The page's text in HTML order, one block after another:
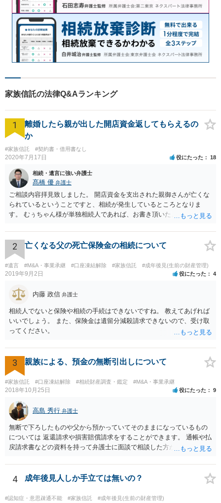
家族信託の法律Q&Aランキング
1
離婚したら親が出した開店資金返してもらえるの
か
#家族信託 #契約書・借用書なし
2020年7月17日 役にたった 18
相続・遺言に強い弁護士
髙橋 優 弁護士
ご相談内容拝見致しました。 開店資金を支出された親御さんが亡くな
られているということですと、相続が発生しているところとなりま
す。 むぅちゃん様が単独相続人であれば、お書き頂いたような方法で
相続人おられるということであれば、他の相続人との協議が必要とな
るところです。 また、当該点とは別にご主人から貸付ではなく贈与で
あると主張される可能性がございます。 その場合には、貸付であるこ
とを伺わせる事情をどれだけ積み重ねることが出来るか、というとこ
ろとなります。 返済の事実や、返済を約束するメール等です。 金額の
おく方が宜しいかと思います。 緊急という訳ではないかと思います
目に弁護士を入れられることを御検討頂くと良いかと思います。
2 亡くなる父の死亡保険金の相続について
#遺言 #M&A・事業承継 #口座凍結解除 #家族信託 #成年後見(生前の財産管理)
2019年9月2日 役にたった 4
内藤 政信 弁護士
相続人でないと保険や相続の手続はできないですね。 教えてあげれば
いいでしょう。 また、保険金は遺留分減殺請求できないので、受け取
ってください。
3 親族による、預金の無断引出しについて
#家族信託 #口座凍結解除 #相続財産調査・鑑定 #M&A・事業承継
2018年10月25日 役にたった 9
高島 秀行 弁護士
無断で下ろしたものや父から預かっていてそのままになっているもの
については 返還請求や損害賠償請求をすることができます。 通帳や払
戻請求書などの資料を持って弁護士に面談で相談した方がよいと思い
4 成年後見人しか手立ては無いの？
#認知症・意思疎通不能 #家族信託 #成年後見(生前の財産管理)